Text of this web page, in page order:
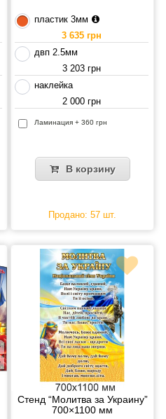
пластик 3мм
3 635 грн
двп 2.5мм
3 203 грн
наклейка
2 000 грн
Ламинация + 360 грн
В корзину
Продано: 57 шт.
Стенд “Молитва за Украину”
700×1100 мм